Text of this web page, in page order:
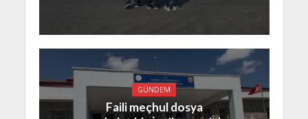
GÜNDEM
Faili meçhul dosya